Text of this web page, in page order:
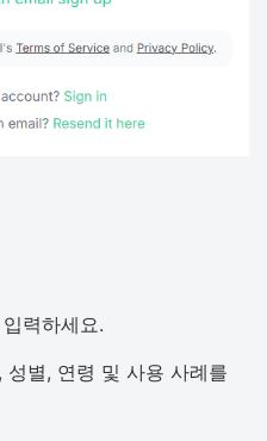
력하세요.
별, 연령 및 사용 사례를